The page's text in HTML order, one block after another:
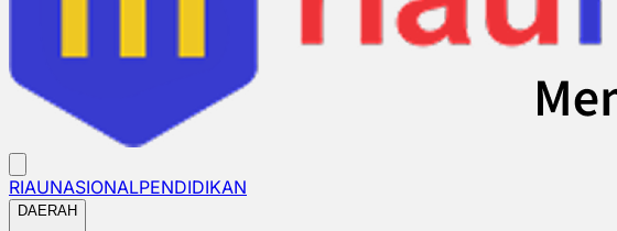
RIAUNASIONALPENDIDIKAN
DAERAH